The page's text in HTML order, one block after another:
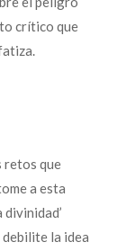
crítico que
retos que
a esta
divinidad’
debilite la idea